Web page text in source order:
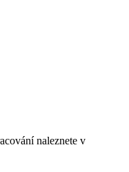
naleznete v